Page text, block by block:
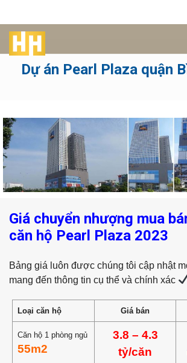
Dự án Pearl Plaza quận
Giá chuyển nhượng mua
căn hộ Pearl Plaza 2023
Bảng giá luôn được chúng tôi cập nhật
mang đến thông tin cụ thể và chính xác
Loại căn hộ Giá bán
Căn hộ 1 phòng ngủ
55m2
3.8 – 4.3
tỷ/căn